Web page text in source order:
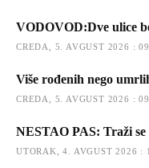
VODOVOD:Dve ulice
CREDA, 5. AVGUST 2026 :
Više rođenih nego
CREDA, 5. AVGUST 2026 :
NESTAO PAS: Traži se
UTORAK, 4. AVGUST 2026 :